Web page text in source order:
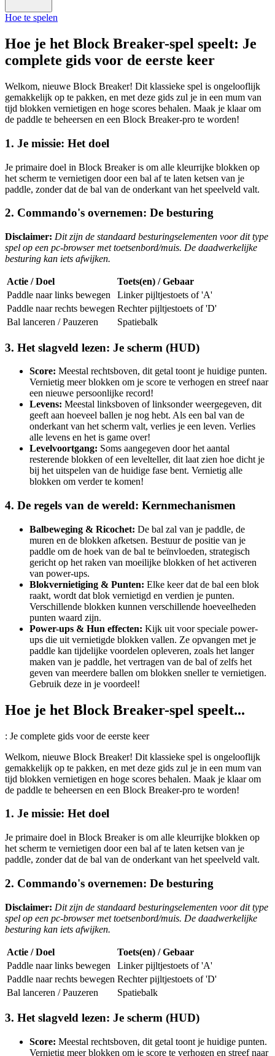
Hoe te spelen
Hoe je het Block Breaker-spel speelt: Je
complete gids voor de eerste keer
Welkom, nieuwe Block Breaker! Dit klassieke spel is ongelooflijk
gemakkelijk op te pakken, en met deze gids zul je in een mum van
tijd blokken vernietigen en hoge scores behalen. Maak je klaar om
de paddle te beheersen en een Block Breaker-pro te worden!
1. Je missie: Het doel
Je primaire doel in Block Breaker is om alle kleurrijke blokken op
het scherm te vernietigen door een bal af te laten ketsen van je
paddle, zonder dat de bal van de onderkant van het speelveld valt.
2. Commando's overnemen: De besturing
Disclaimer: Dit zijn de standaard besturingselementen voor dit type
spel op een pc-browser met toetsenbord/muis. De daadwerkelijke
besturing kan iets afwijken.
Actie / Doel
Toets(en) / Gebaar
Paddle naar links bewegen
Linker pijltjestoets of 'A'
Paddle naar rechts bewegen Rechter pijltjestoets of 'D'
Bal lanceren / Pauzeren
Spatiebalk
3. Het slagveld lezen: Je scherm (HUD)
Score: Meestal rechtsboven, dit getal toont je huidige punten.
Vernietig meer blokken om je score te verhogen en streef naar
een nieuwe persoonlijke record!
Levens: Meestal linksboven of linksonder weergegeven, dit
geeft aan hoeveel ballen je nog hebt. Als een bal van de
onderkant van het scherm valt, verlies je een leven. Verlies
alle levens en het is game over!
Levelvoortgang: Soms aangegeven door het aantal
resterende blokken of een levelteller, dit laat zien hoe dicht je
bij het uitspelen van de huidige fase bent. Vernietig alle
blokken om verder te komen!
4. De regels van de wereld: Kernmechanismen
Balbeweging & Ricochet: De bal zal van je paddle, de
muren en de blokken afketsen. Bestuur de positie van je
paddle om de hoek van de bal te beïnvloeden, strategisch
gericht op het raken van moeilijke blokken of het activeren
van power-ups.
Blokvernietiging & Punten: Elke keer dat de bal een blok
raakt, wordt dat blok vernietigd en verdien je punten.
Verschillende blokken kunnen verschillende hoeveelheden
punten waard zijn.
Power-ups & Hun effecten: Kijk uit voor speciale power-
ups die uit vernietigde blokken vallen. Ze opvangen met je
paddle kan tijdelijke voordelen opleveren, zoals het langer
maken van je paddle, het vertragen van de bal of zelfs het
geven van meerdere ballen om blokken sneller te vernietigen.
Gebruik deze in je voordeel!
Hoe je het Block Breaker-spel speelt...
: Je complete gids voor de eerste keer
Welkom, nieuwe Block Breaker! Dit klassieke spel is ongelooflijk
gemakkelijk op te pakken, en met deze gids zul je in een mum van
tijd blokken vernietigen en hoge scores behalen. Maak je klaar om
de paddle te beheersen en een Block Breaker-pro te worden!
1. Je missie: Het doel
Je primaire doel in Block Breaker is om alle kleurrijke blokken op
het scherm te vernietigen door een bal af te laten ketsen van je
paddle, zonder dat de bal van de onderkant van het speelveld valt.
2. Commando's overnemen: De besturing
Disclaimer: Dit zijn de standaard besturingselementen voor dit type
spel op een pc-browser met toetsenbord/muis. De daadwerkelijke
besturing kan iets afwijken.
Actie / Doel
Toets(en) / Gebaar
Paddle naar links bewegen
Linker pijltjestoets of 'A'
Paddle naar rechts bewegen Rechter pijltjestoets of 'D'
Bal lanceren / Pauzeren
Spatiebalk
3. Het slagveld lezen: Je scherm (HUD)
Score: Meestal rechtsboven, dit getal toont je huidige punten.
Vernietig meer blokken om je score te verhogen en streef naar